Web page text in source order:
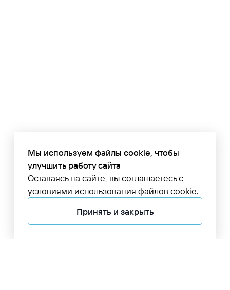
Мы используем файлы cookie, чтобы
улучшить работу сайта
Оставаясь на сайте, вы соглашаетесь с
условиями использования файлов cookie.
Принять и закрыть